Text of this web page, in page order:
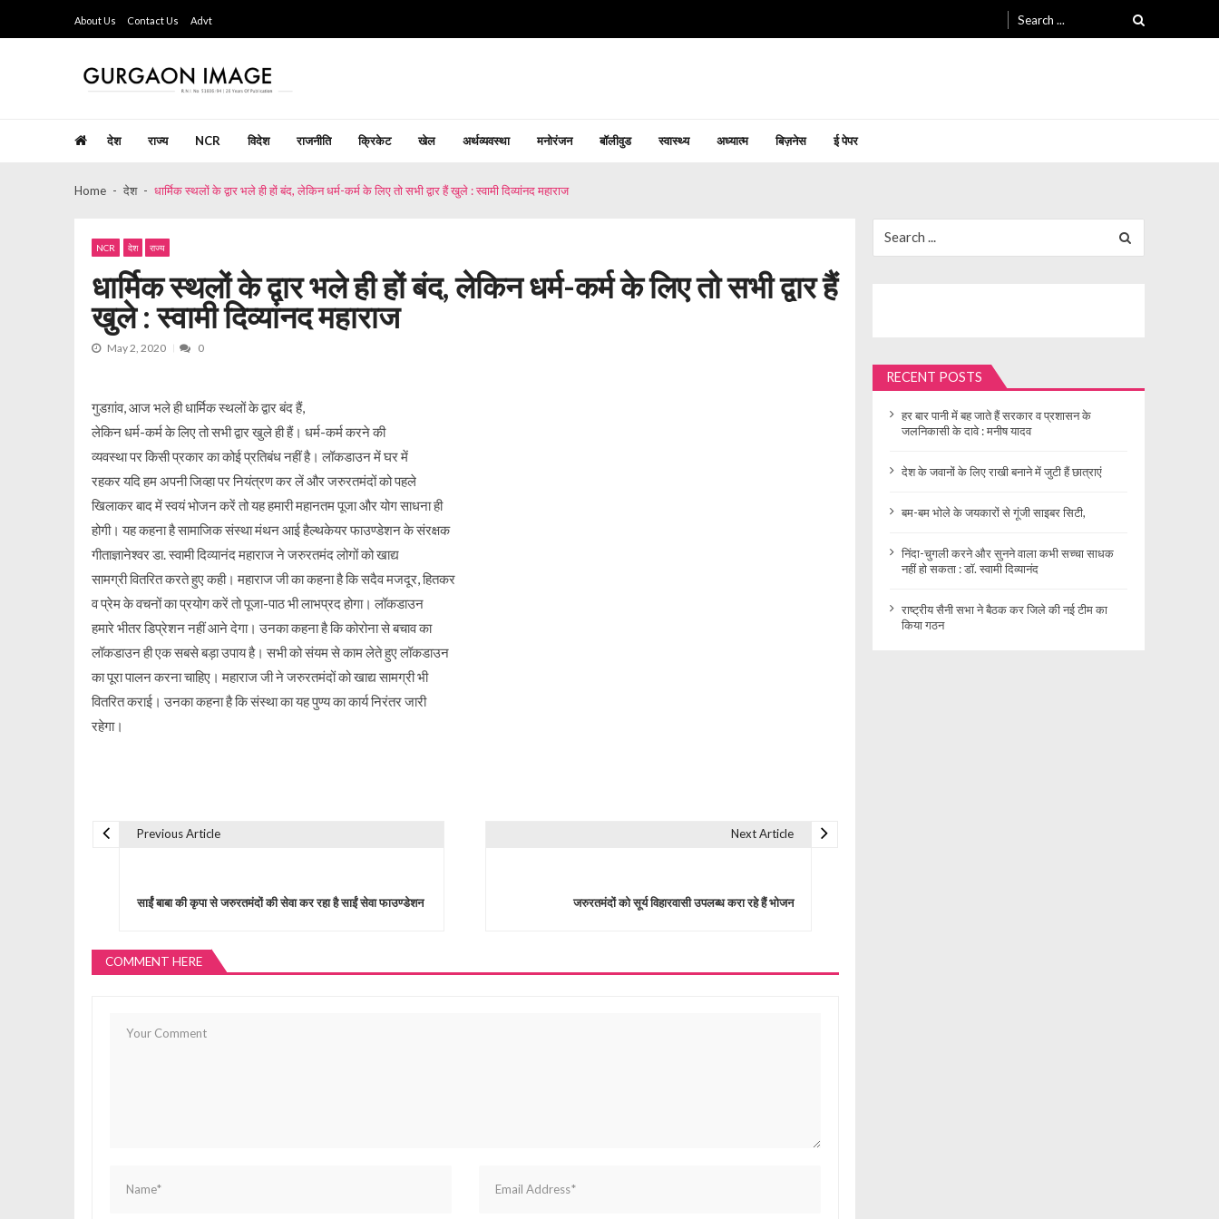
navigation
content
About Us Contact Us Advt
for:
देश राज्य NCR विदेश राजनीति क्रिकेट खेल अर्थव्यवस्था मनोरंजन बॉलीवुड स्वास्थ्य अध्यात्म बिज़नेस ई पेपर
Home देश धार्मिक स्थलों के द्वार भले ही हों बंद, लेकिन धर्म-कर्म के लिए तो सभी द्वार हैं खुले : स्वामी दिव्यांनद महाराज
NCR देश राज्य
धार्मिक स्थलों के द्वार भले ही हों बंद, लेकिन धर्म-कर्म के लिए तो सभी द्वार हैं
खुले : स्वामी दिव्यांनद महाराज
May 2, 2020 0
गुडग़ांव, आज भले ही धार्मिक स्थलों के द्वार बंद हैं,
लेकिन धर्म-कर्म के लिए तो सभी द्वार खुले ही हैं। धर्म-कर्म करने की
व्यवस्था पर किसी प्रकार का कोई प्रतिबंध नहीं है। लॉकडाउन में घर में
रहकर यदि हम अपनी जिव्हा पर नियंत्रण कर लें और जरुरतमंदों को पहले
खिलाकर बाद में स्वयं भोजन करें तो यह हमारी महानतम पूजा और योग साधना ही
होगी। यह कहना है सामाजिक संस्था मंथन आई हैल्थकेयर फाउण्डेशन के संरक्षक
गीताज्ञानेश्वर डा. स्वामी दिव्यानंद महाराज ने जरुरतमंद लोगों को खाद्य
सामग्री वितरित करते हुए कही। महाराज जी का कहना है कि सदैव मजदूर, हितकर
व प्रेम के वचनों का प्रयोग करें तो पूजा-पाठ भी लाभप्रद होगा। लॉकडाउन
हमारे भीतर डिप्रेशन नहीं आने देगा। उनका कहना है कि कोरोना से बचाव का
लॉकडाउन ही एक सबसे बड़ा उपाय है। सभी को संयम से काम लेते हुए लॉकडाउन
का पूरा पालन करना चाहिए। महाराज जी ने जरुरतमंदों को खाद्य सामग्री भी
वितरित कराई। उनका कहना है कि संस्था का यह पुण्य का कार्य निरंतर जारी
रहेगा।
s
Previous Article
सार्ईं बाबा की कृपा से जरुरतमंदों की सेवा कर रहा है साईं सेवा फाउण्डेशन
Next Article
जरुरतमंदों को सूर्य विहारवासी उपलब्ध करा रहे हैं भोजन
COMMENT HERE
for:
RECENT POSTS
हर बार पानी में बह जाते हैं सरकार व प्रशासन के
जलनिकासी के दावे : मनीष यादव
देश के जवानों के लिए राखी बनाने में जुटी हैं छात्राएं
बम-बम भोले के जयकारों से गूंजी साइबर सिटी,
निंदा-चुगली करने और सुनने वाला कभी सच्चा साधक
नहीं हो सकता : डॉ. स्वामी दिव्यानंद
राष्ट्रीय सैनी सभा ने बैठक कर जिले की नई टीम का
किया गठन